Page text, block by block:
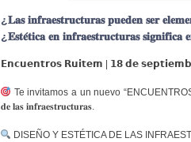
¿𝐋𝐚𝐬 𝐢𝐧𝐟𝐫𝐚𝐞𝐬𝐭𝐫𝐮𝐜𝐭𝐮𝐫𝐚𝐬 𝐩𝐮𝐞𝐝𝐞𝐧 𝐬𝐞𝐫
¿𝐄𝐬𝐭𝐞́𝐭𝐢𝐜𝐚 𝐞𝐧 𝐢𝐧𝐟𝐫𝐚𝐞𝐬𝐭𝐫𝐮𝐜𝐭𝐮𝐫𝐚𝐬 𝐬𝐢𝐠𝐧𝐢𝐟𝐢𝐜𝐚
𝗘𝗻𝗰𝘂𝗲𝗻𝘁𝗿𝗼𝘀 𝗥𝘂𝗶𝘁𝗲𝗺 | 𝟭𝟴 𝗱𝗲
Te invitamos a un nuevo “ENCUENTROS”,
𝐝𝐞 𝐥𝐚𝐬 𝐢𝐧𝐟𝐫𝐚𝐞𝐬𝐭𝐫𝐮𝐜𝐭𝐮𝐫𝐚𝐬.
DISEÑO Y ESTÉTICA DE LAS